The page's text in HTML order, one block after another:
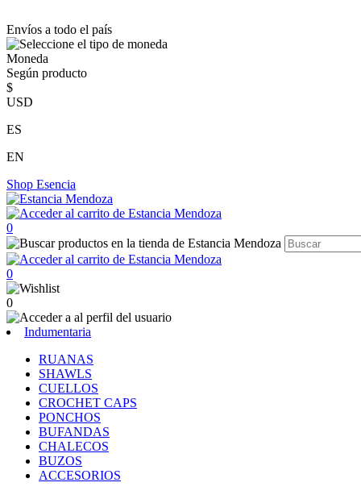
Envíos a todo el país
Moneda
Según producto
$
USD
ES
EN
Shop Esencia
0
0
0
Indumentaria
RUANAS
SHAWLS
CUELLOS
CROCHET CAPS
PONCHOS
BUFANDAS
CHALECOS
BUZOS
ACCESORIOS